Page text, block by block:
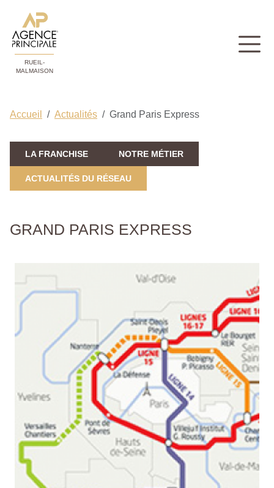
RUEIL-
MALMAISON
Accueil Actualités Grand Paris Express
LA FRANCHISE NOTRE MÉTIER
ACTUALITÉS DU RÉSEAU
GRAND PARIS EXPRESS